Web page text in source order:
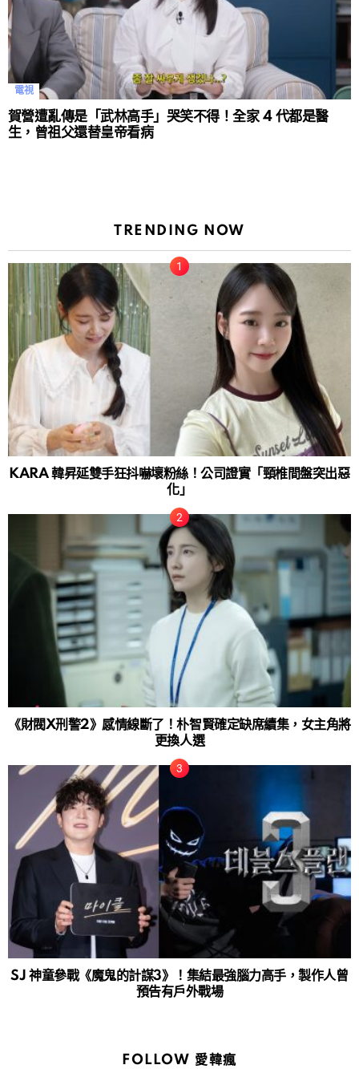
電視
賀營遭亂傳是「武林高手」哭笑不得！全家 4 代都是醫
生，曾祖父還替皇帝看病
TRENDING NOW
KARA 韓昇延雙手狂抖嚇壞粉絲！公司證實「頸椎間盤突出惡
化」
《財閥X刑警2》感情線斷了！朴智賢確定缺席續集，女主角將
更換人選
SJ 神童參戰《魔鬼的計謀3》！集結最強腦力高手，製作人曾
預告有戶外戰場
FOLLOW 愛韓瘋